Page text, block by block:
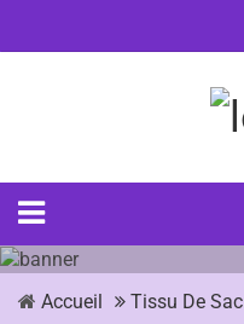
Accueil Tissu De Sac